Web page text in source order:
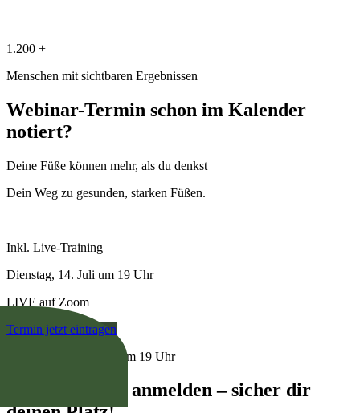
1.200 +
Menschen mit sichtbaren Ergebnissen
Webinar-Termin schon im Kalender
notiert?
Deine Füße können mehr, als du denkst
Dein Weg zu gesunden, starken Füßen.
Inkl. Live-Training
Dienstag, 14. Juli um 19 Uhr
LIVE auf Zoom
Termin jetzt eintragen
LIVE ● 14. Juli 2026 um 19 Uhr
Jetzt kostenlos anmelden – sicher dir